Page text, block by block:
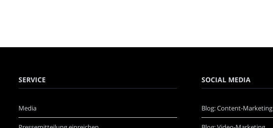
SERVICE
Media
SOCIAL MEDIA
Blog: Content-Marketing